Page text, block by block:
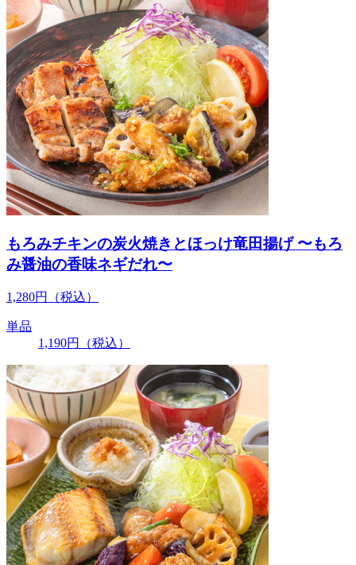
もろみチキンの炭火焼きとほっけ竜田揚げ 〜もろ
み醤油の香味ネギだれ〜
1,280円 （税込）
単品
1,190円 （税込）